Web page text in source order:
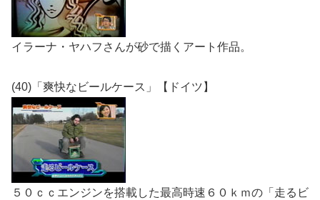
イラーナ・ヤハフさんが砂で描くアート作品。
(40)「爽快なビールケース」【ドイツ】
５０ｃｃエンジンを搭載した最高時速６０ｋｍの「走るビ